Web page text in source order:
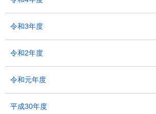
令和3年度
令和2年度
令和元年度
平成30年度